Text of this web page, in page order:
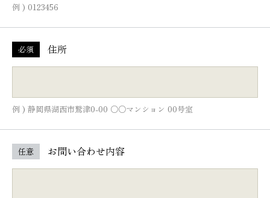
例 ) 0123456
必須 住所
例 ) 静岡県湖西市鷲津0-00 ○○マンション 00号室
任意 お問い合わせ内容